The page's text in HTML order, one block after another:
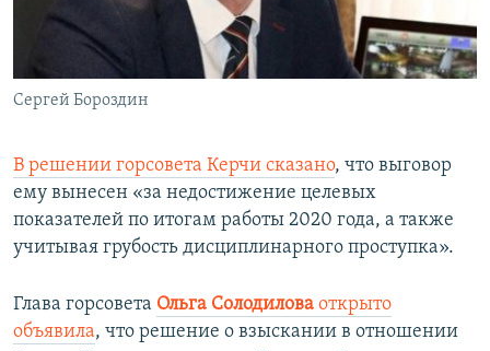
Сергей Бороздин
В решении горсовета Керчи сказано, что выговор
ему вынесен «за недостижение целевых
показателей по итогам работы 2020 года, а также
учитывая грубость дисциплинарного проступка».
Глава горсовета Ольга Солодилова открыто
объявила, что решение о взыскании в отношении